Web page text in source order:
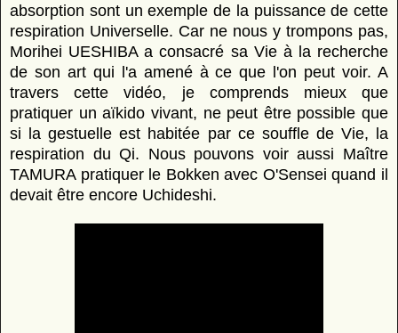
absorption sont un exemple de la puissance de cette
respiration Universelle. Car ne nous y trompons pas,
Morihei UESHIBA a consacré sa Vie à la recherche
de son art qui l'a amené à ce que l'on peut voir. A
travers cette vidéo, je comprends mieux que
pratiquer un aïkido vivant, ne peut être possible que
si la gestuelle est habitée par ce souffle de Vie, la
respiration du Qi. Nous pouvons voir aussi Maître
TAMURA pratiquer le Bokken avec O'Sensei quand il
devait être encore Uchideshi.